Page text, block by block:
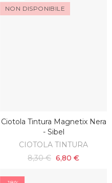
NON DISPONIBILE
SCOPRI
Ciotola Tintura Magnetix Nera
- Sibel
CIOTOLA TINTURA
8,30 € 6,80 €